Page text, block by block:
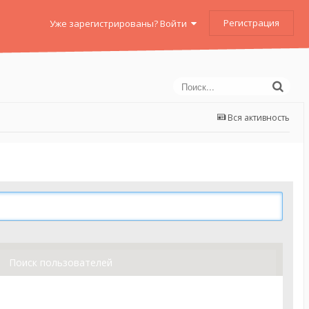
Уже зарегистрированы? Войти Регистрация
Вся активность
Поиск пользователей